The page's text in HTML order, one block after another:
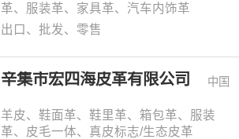
革、服装革、家具革、汽车内饰革
出口、批发、零售
辛集市宏四海皮革有限公司 中国
羊皮、鞋面革、鞋里革、箱包革、服装
革、皮毛一体、真皮标志/生态皮革